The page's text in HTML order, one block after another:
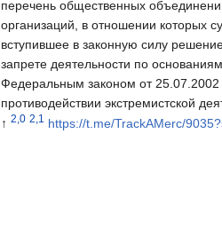
перечень общественных
организаций, в отношении которых
вступившее в законную силу
запрете деятельности по
Федеральным законом от
противодействии экстремистской
↑ 2,0 2,1 https://t.me/TrackAMerc/